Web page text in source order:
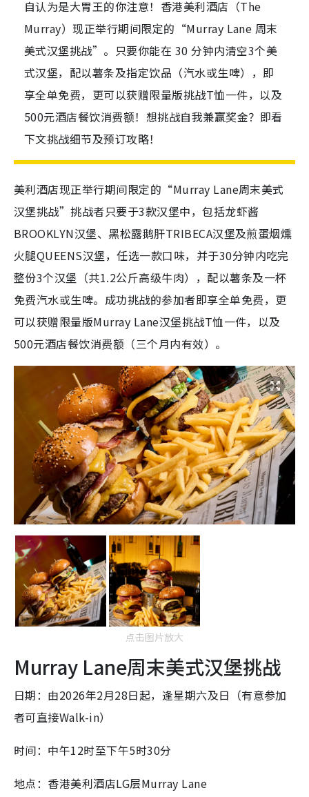
自认为是大胃王的你注意！香港美利酒店（The
Murray）现正举行期间限定的“Murray Lane 周末
美式汉堡挑战”。只要你能在 30 分钟内清空3个美
式汉堡，配以薯条及指定饮品（汽水或生啤），即
享全单免费，更可以获赠限量版挑战T恤一件，以及
500元酒店餐饮消费额！想挑战自我兼赢奖金？即看
下文挑战细节及预订攻略！
美利酒店现正举行期间限定的“Murray Lane周末美式
汉堡挑战”挑战者只要于3款汉堡中，包括龙虾酱
BROOKLYN汉堡、黑松露鹅肝TRIBECA汉堡及煎蛋烟燻
火腿QUEENS汉堡，任选一款口味，并于30分钟内吃完
整份3个汉堡（共1.2公斤高级牛肉），配以薯条及一杯
免费汽水或生啤。成功挑战的参加者即享全单免费，更
可以获赠限量版Murray Lane汉堡挑战T恤一件，以及
500元酒店餐饮消费额（三个月内有效）。
点击图片放大
Murray Lane周末美式汉堡挑战
日期：由2026年2月28日起，逢星期六及日（有意参加
者可直接Walk-in）
时间：中午12时至下午5时30分
地点：香港美利酒店LG层Murray Lane